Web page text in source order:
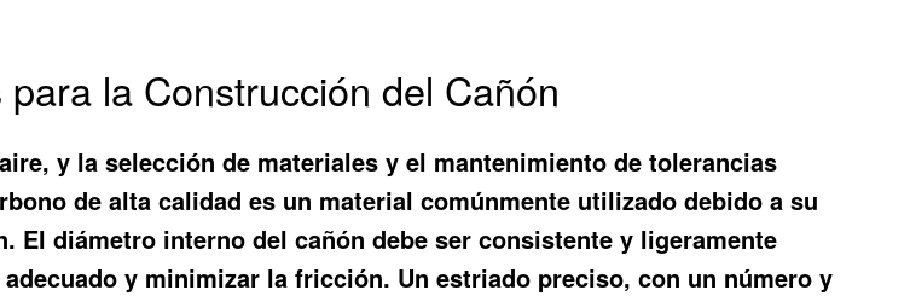
la Construcción del Cañón
y la selección de materiales y el mantenimiento de tolerancias
de alta calidad es un material comúnmente utilizado debido a su
El diámetro interno del cañón debe ser consistente y ligeramente
y minimizar la fricción. Un estriado preciso, con un número y